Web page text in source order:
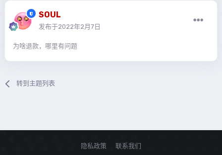
SOUL
发布于2022年2月7日
为啥退款，哪里有问题
转到主题列表
隐私政策 联系我们